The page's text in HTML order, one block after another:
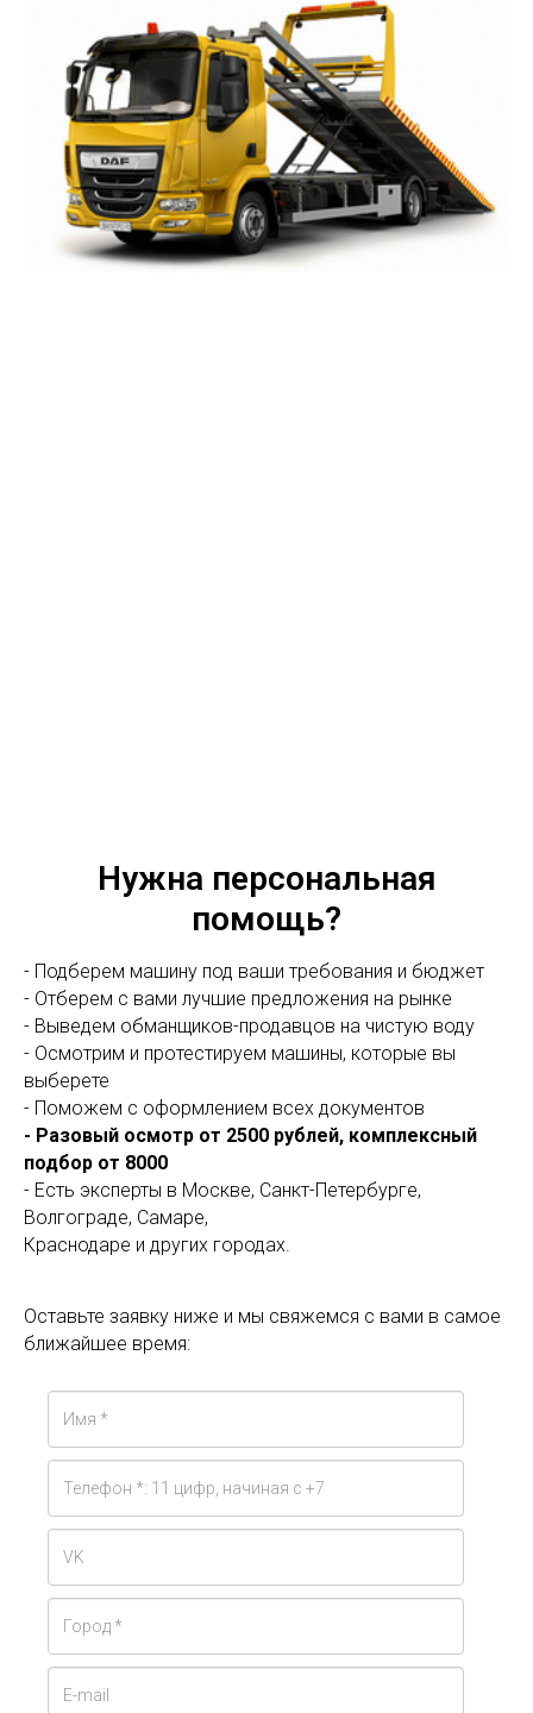
Нужна персональная
помощь?
- Подберем машину под ваши требования и бюджет
- Отберем с вами лучшие предложения на рынке
- Выведем обманщиков-продавцов на чистую воду
- Осмотрим и протестируем машины, которые вы
выберете
- Поможем с оформлением всех документов
- Разовый осмотр от 2500 рублей, комплексный
подбор от 8000
- Есть эксперты в Москве, Санкт-Петербурге,
Волгограде, Самаре,
Краснодаре и других городах.
Оставьте заявку ниже и мы свяжемся с вами в самое
ближайшее время: